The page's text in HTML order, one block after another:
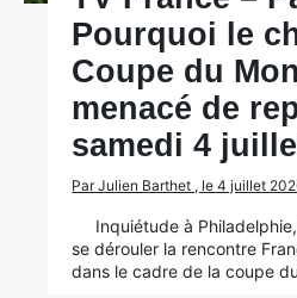
Pourquoi le
Coupe du
menacé de
samedi 4
Par Julien Barthet , le 4 juillet
Inquiétude à
se dérouler la rencontre
dans le cadre de la coupe